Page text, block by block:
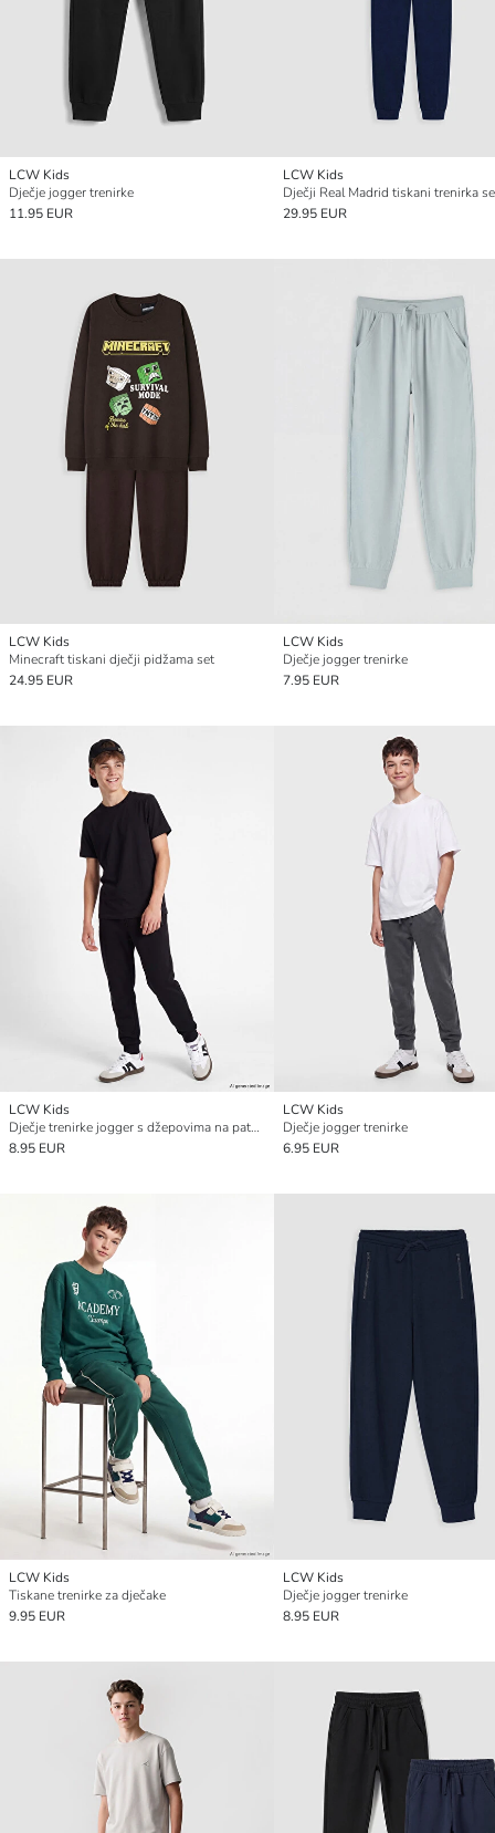
LCW Kids
Dječje jogger trenirke
11.95 EUR
LCW Kids
29.95 EUR
LCW Kids
Minecraft tiskani dječji pidžama set
24.95 EUR
LCW Kids
Dječje jogger trenirke
7.95 EUR
LCW Kids
Dječje trenirke jogger s džepovima na patentni zatvarač
8.95 EUR
LCW Kids
Dječje jogger trenirke
6.95 EUR
LCW Kids
Tiskane trenirke za dječake
9.95 EUR
LCW Kids
Dječje jogger trenirke
8.95 EUR